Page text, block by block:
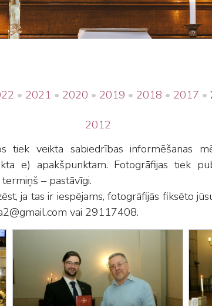
• 2021 • 2020 • 2019 • 2018 • 2017 •
2012
tiek veikta sabiedrības informēšanas
e) apakšpunktam. Fotogrāfijas tiek
– pastāvīgi.
ja tas ir iespējams, fotogrāfijās fiksēto
vai 29117408.